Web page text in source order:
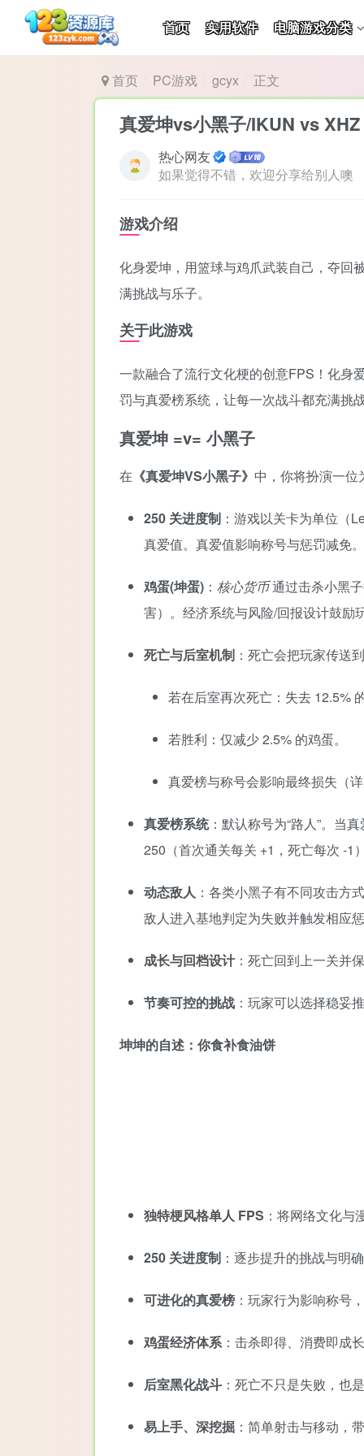
首页 实用软件 电脑游戏分类
首页 PC游戏 gcyx 正文
真爱坤vs小黑子/IKUN vs XHZ
热心网友
如果觉得不错，欢迎分享给别人噢
游戏介绍
化身爱坤，用篮球与鸡爪武装自己，夺回
满挑战与乐子。
关于此游戏
一款融合了流行文化梗的创意FPS！化身
罚与真爱榜系统，让每一次战斗都充满挑
真爱坤 =v= 小黑子
在 《真爱坤VS小黑子》 中，你将扮演一
250 关进度制 ：游戏以关卡为单位（
真爱值。真爱值影响称号与惩罚减免。
鸡蛋(坤蛋) ： 核心货币通过击杀小黑
害）。经济系统与风险/回报设计鼓励
死亡与后室机制 ：死亡会把玩家传送
若在后室再次死亡：失去 12.5%
若胜利：仅减少 2.5% 的鸡蛋。
真爱榜与称号会影响最终损失（
真爱榜系统：默认称号为“路人”。当
250（首次通关每关 +1，死亡每次 -1
动态敌人 ：各类小黑子有不同攻击
敌人进入基地判定为失败并触发相应
成长与回档设计：死亡回到上一关并
节奏可控的挑战 ：玩家可以选择稳妥
坤坤的自述：你食补食油饼
独特梗风格单人 FPS ：将网络文化与
250 关进度制 ：逐步提升的挑战与明
可进化的真爱榜 ：玩家行为影响称号
鸡蛋经济体系：击杀即得、消费即成
后室黑化战斗 ：死亡不只是失败，也
易上手、深挖掘 ：简单射击与移动，